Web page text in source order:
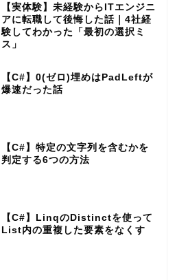
【実体験】未経験からITエンジニ
アに転職して後悔した話｜4社経
験してわかった「最初の選択ミ
ス」
【C#】0(ゼロ)埋めはPadLeftが
爆速だった話
【C#】特定の文字列を含むかを
判定する6つの方法
【C#】LinqのDistinctを使って
List内の重複した要素をなくす